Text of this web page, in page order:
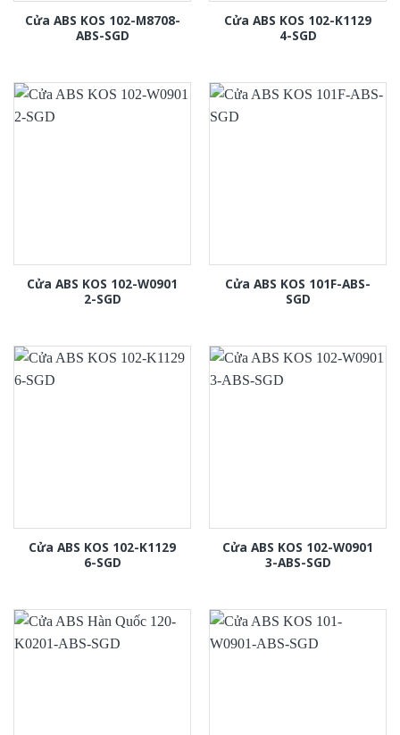
Cửa ABS KOS 102-M8708-
ABS-SGD
Cửa ABS KOS 102-K1129
4-SGD
Cửa ABS KOS 102-W0901
2-SGD
Cửa ABS KOS 101F-ABS-
SGD
Cửa ABS KOS 102-K1129
6-SGD
Cửa ABS KOS 102-W0901
3-ABS-SGD